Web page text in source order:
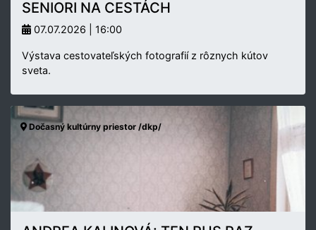
SENIORI NA CESTÁCH
07.07.2026 | 16:00
Výstava cestovateľských fotografií z rôznych kútov
sveta.
Dočasný kultúrny priestor /dkp/